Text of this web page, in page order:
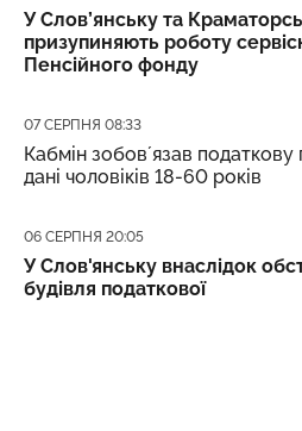
У Слов’янську та
призупиняють роботу
Пенсійного фонду
Дата публікації
07 СЕРПНЯ 08:33
Кабмін зобовʼязав
дані чоловіків 18-60 років
Дата публікації
06 СЕРПНЯ 20:05
У Слов'янську внаслідок
будівля податкової